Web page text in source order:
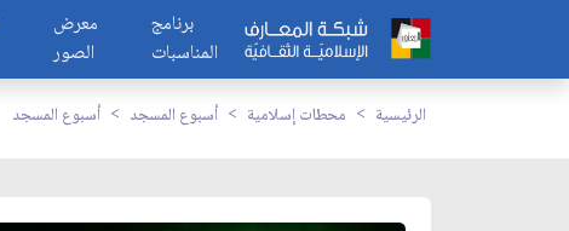
معرض
الصور
برنامج
المناسبات
الرئيسية محطات إسلامية أسبوع المسجد أسبوع المسجد